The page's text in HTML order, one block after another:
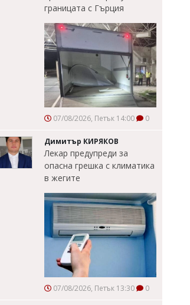
границата с Гърция
07/08/2026, Петък 14:00 0
Димитър КИРЯКОВ
Лекар предупреди за
опасна грешка с климатика
в жегите
07/08/2026, Петък 13:30 0